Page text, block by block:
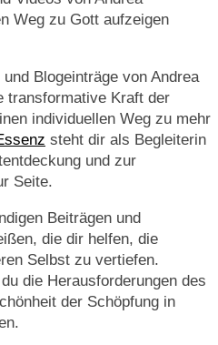
Blogeinträge von Andrea
transformative Kraft der
individuellen Weg zu mehr
steht dir als Begleiterin
und zur
Seite.
Beiträgen und
die dir helfen, die
Selbst zu vertiefen.
die Herausforderungen des
der Schöpfung in